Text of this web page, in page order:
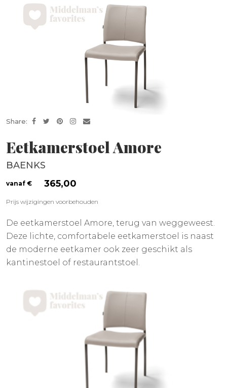
Share:
Eetkamerstoel Amore
BAENKS
365,00
Prijs wijzigingen voorbehouden
De eetkamerstoel Amore, terug van weggeweest.
Deze lichte, comfortabele eetkamerstoel is naast
de moderne eetkamer ook zeer geschikt als
kantinestoel of restaurantstoel.